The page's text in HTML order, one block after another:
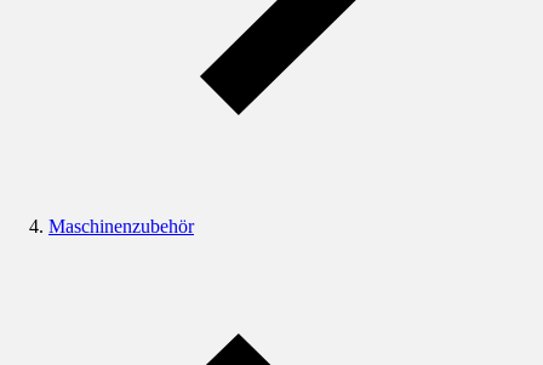
Maschinenzubehör